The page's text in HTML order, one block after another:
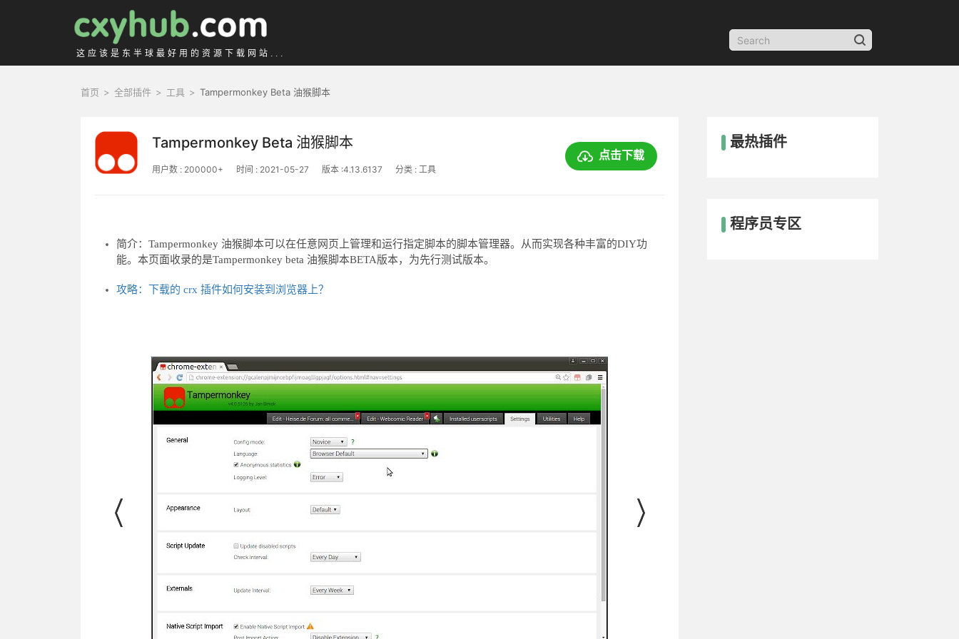
这应该是东半球最好用的资源下载网站...
首页 > 全部插件 > 工具 > Tampermonkey Beta 油猴脚本
Tampermonkey Beta 油猴脚本
用户数 : 200000+ 时间 : 2021-05-27 版本 :4.13.6137 分类 : 工具
点击下载
简介：Tampermonkey 油猴脚本可以在任意网页上管理和运行指定脚本的脚本管理器。从而实现各种丰富的DIY功
能。本页面收录的是Tampermonkey beta 油猴脚本BETA版本，为先行测试版本。
攻略：下载的 crx 插件如何安装到浏览器上？
最热插件
程序员专区